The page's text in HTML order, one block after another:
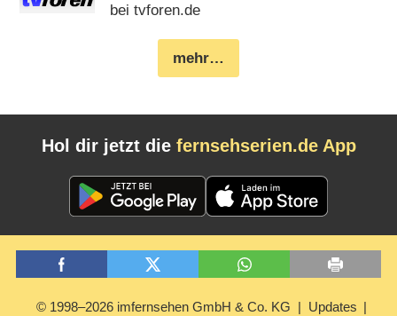
bei tvforen.de
mehr…
Hol dir jetzt die fernsehserien.de App
© 1998–2026 imfernsehen GmbH & Co. KG Updates